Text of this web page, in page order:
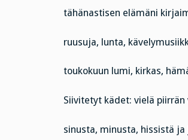
tähänastisen elämäni
ruusuja, lunta,
toukokuun lumi, kirkas,
Siivitetyt kädet: vielä piirrän
sinusta, minusta, hissistä